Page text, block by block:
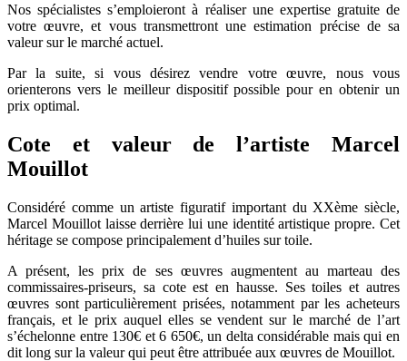
Nos spécialistes s’emploieront à réaliser une expertise gratuite de
votre œuvre, et vous transmettront une estimation précise de sa
valeur sur le marché actuel.
Par la suite, si vous désirez vendre votre œuvre, nous vous
orienterons vers le meilleur dispositif possible pour en obtenir un
prix optimal.
Cote et valeur de l’artiste Marcel
Mouillot
Considéré comme un artiste figuratif important du XXème siècle,
Marcel Mouillot laisse derrière lui une identité artistique propre. Cet
héritage se compose principalement d’huiles sur toile.
A présent, les prix de ses œuvres augmentent au marteau des
commissaires-priseurs, sa cote est en hausse. Ses toiles et autres
œuvres sont particulièrement prisées, notamment par les acheteurs
français, et le prix auquel elles se vendent sur le marché de l’art
s’échelonne entre 130€ et 6 650€, un delta considérable mais qui en
dit long sur la valeur qui peut être attribuée aux œuvres de Mouillot.